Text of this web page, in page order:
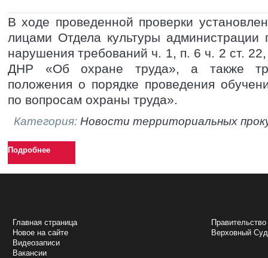
В ходе проведенной проверки
лицами Отдела культуры
нарушения требований ч. 1, п. 6 ч. 2 ст.
ДНР «Об охране труда», а также
положения о порядке проведения
по вопросам охраны труда».
Категория: Новости территориальных
Подробнее
Главная страница
Новое на сайте
Видеозаписи
Вакансии
Верховный